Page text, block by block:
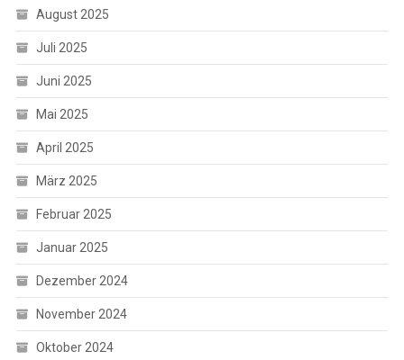
August 2025
Juli 2025
Juni 2025
Mai 2025
April 2025
März 2025
Februar 2025
Januar 2025
Dezember 2024
November 2024
Oktober 2024